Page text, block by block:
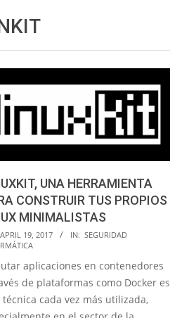
UNA HERRAMIENTA
CONSTRUIR TUS PROPIOS
MINIMALISTAS
APRIL 19, 2017 IN: SEGURIDAD
aplicaciones en contenedores
de plataformas como Docker es
técnica cada vez más utilizada,